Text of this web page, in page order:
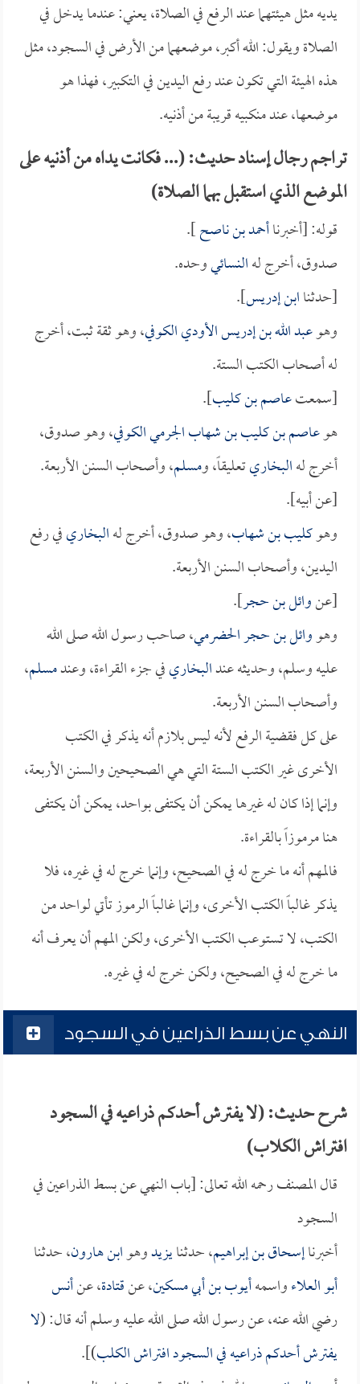
يديه مثل هيئتهما عند الرفع في الصلاة، يعني: عندما يدخل في
الصلاة ويقول: الله أكبر، موضعهما من الأرض في السجود، مثل
هذه الهيئة التي تكون عند رفع اليدين في التكبير، فهذا هو
موضعها، عند منكبيه قريبة من أذنيه.
تراجم رجال إسناد حديث: (... فكانت يداه من أذنيه على
الموضع الذي استقبل بهما الصلاة)
قوله: [أخبرناأحمد بن ناصح].
صدوق، أخرج لهالنسائيوحده.
[حدثناابن إدريس].
وهوعبد الله بن إدريس الأودي الكوفي، وهو ثقة ثبت، أخرج
له أصحاب الكتب الستة.
[سمعتعاصم بن كليب].
هوعاصم بن كليب بن شهاب الجرمي الكوفي، وهو صدوق،
أخرج لهالبخاريتعليقاً، ومسلم، وأصحاب السنن الأربعة.
[عن أبيه].
وهوكليب بن شهاب، وهو صدوق، أخرج لهالبخاريفي رفع
اليدين، وأصحاب السنن الأربعة.
[عنوائل بن حجر].
وهووائل بن حجر الحضرمي، صاحب رسول الله صلى الله
عليه وسلم، وحديثه عندالبخاريفي جزء القراءة، وعندمسلم،
وأصحاب السنن الأربعة.
على كل فقضية الرفع لأنه ليس بلازم أنه يذكر في الكتب
الأخرى غير الكتب الستة التي هي الصحيحين والسنن الأربعة،
وإنما إذا كان له غيرها يمكن أن يكتفى بواحد، يمكن أن يكتفى
هنا مرموزاً بالقراءة.
فالمهم أنه ما خرج له في الصحيح، وإنما خرج له في غيره، فلا
يذكر غالباً الكتب الأخرى، وإنما غالباً الرموز تأتي لواحد من
الكتب، لا تستوعب الكتب الأخرى، ولكن المهم أن يعرف أنه
ما خرج له في الصحيح، ولكن خرج له في غيره.
النهي عن بسط الذراعين في السجود
شرح حديث: (لا يفترش أحدكم ذراعيه في السجود
افتراش الكلاب)
قال المصنف رحمه الله تعالى: [باب النهي عن بسط الذراعين في
السجود
أخبرناإسحاق بن إبراهيم، حدثنايزيدوهوابن هارون، حدثنا
أبو العلاءواسمهأيوب بن أبي مسكين، عنقتادة، عنأنس
رضي الله عنه، عن رسول الله صلى الله عليه وسلم أنه قال: (لا
يفترش أحدكم ذراعيه في السجود افتراش الكلب)].